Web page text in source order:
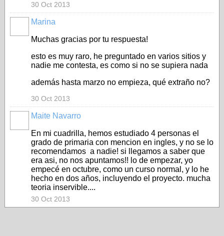
30 Oct 2013
Marina
Muchas gracias por tu respuesta!
esto es muy raro, he preguntado en varios sitios y
nadie me contesta, es como si no se supiera nada
además hasta marzo no empieza, qué extraño no?
30 Oct 2013
Maite Navarro
En mi cuadrilla, hemos estudiado 4 personas el
grado de primaria con mencion en ingles, y no se lo
recomendamos a nadie! si llegamos a saber que
era asi, no nos apuntamos!! lo de empezar, yo
empecé en octubre, como un curso normal, y lo he
hecho en dos años, incluyendo el proyecto. mucha
teoria inservible....
30 Oct 2013